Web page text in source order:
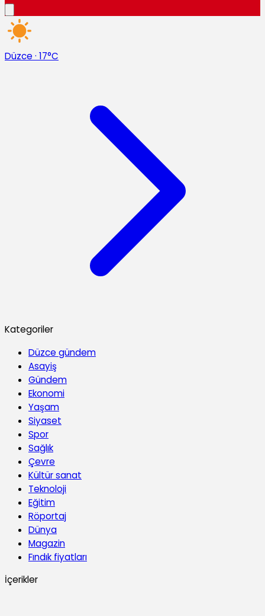
Düzce · 17°C
Kategoriler
Düzce gündem
Asayiş
Gündem
Ekonomi
Yaşam
Siyaset
Spor
Sağlık
Çevre
Kültür sanat
Teknoloji
Eğitim
Röportaj
Dünya
Magazin
Fındık fiyatları
İçerikler